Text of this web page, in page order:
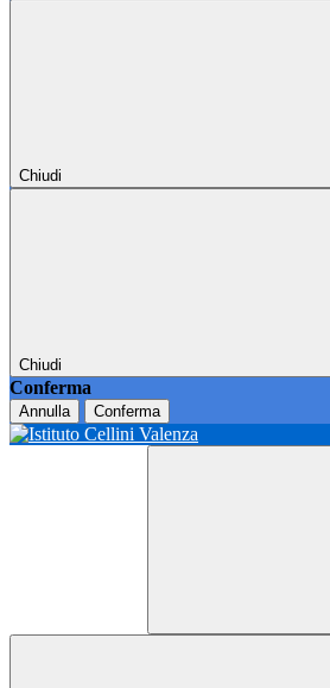
Chiudi
Chiudi
Conferma
Annulla Conferma